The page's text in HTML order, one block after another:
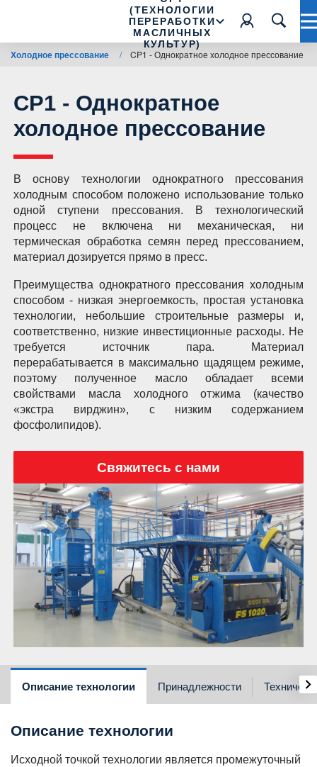
(ТЕХНОЛОГИИ
ПЕРЕРАБОТКИ
МАСЛИЧНЫХ
КУЛЬТУР)
Холодное прессование / CP1 - Однократное холодное прессование
CP1 - Однократное
холодное прессование
В основу технологии однократного прессования
холодным способом положено использование только
одной ступени прессования. В технологический
процесс не включена ни механическая, ни
термическая обработка семян перед прессованием,
материал дозируется прямо в пресс.
Преимущества однократного прессования холодным
способом - низкая энергоемкость, простая установка
технологии, небольшие строительные размеры и,
соответственно, низкие инвестиционные расходы. Не
требуется источник пара. Материал
перерабатывается в максимально щадящем режиме,
поэтому полученное масло обладает всеми
свойствами масла холодного отжима (качество
«экстра вирджин», с низким содержанием
фосфолипидов).
Свяжитесь с нами
Описание технологии Принадлежности ›
Описание технологии
Исходной точкой технологии является промежуточный